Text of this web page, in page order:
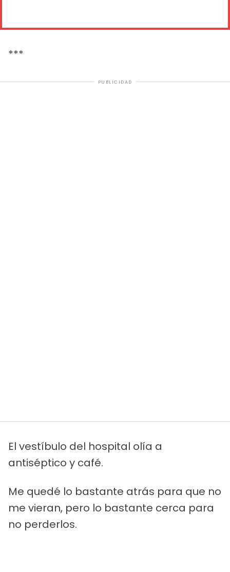
***
PUBLICIDAD
El vestíbulo del hospital olía a
antiséptico y café.
Me quedé lo bastante atrás para que no
me vieran, pero lo bastante cerca para
no perderlos.